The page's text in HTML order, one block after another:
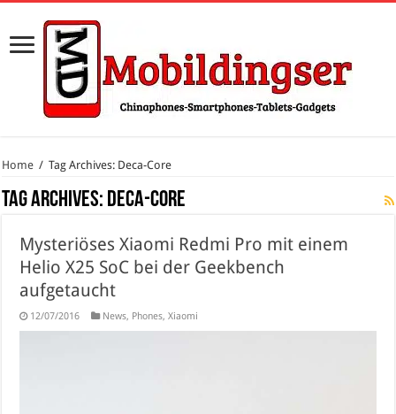
Home / Tag Archives: Deca-Core
Tag Archives: Deca-Core
Mysteriöses Xiaomi Redmi Pro mit einem
Helio X25 SoC bei der Geekbench
aufgetaucht
12/07/2016 News, Phones,Xiaomi